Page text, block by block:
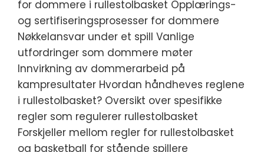
for dommere i rullestolbasket Opplærings-
og sertifiseringsprosesser for dommere
Nøkkelansvar under et spill Vanlige
utfordringer som dommere møter
Innvirkning av dommerarbeid på
kampresultater Hvordan håndheves reglene
i rullestolbasket? Oversikt over spesifikke
regler som regulerer rullestolbasket
Forskjeller mellom regler for rullestolbasket
og basketball for stående spillere